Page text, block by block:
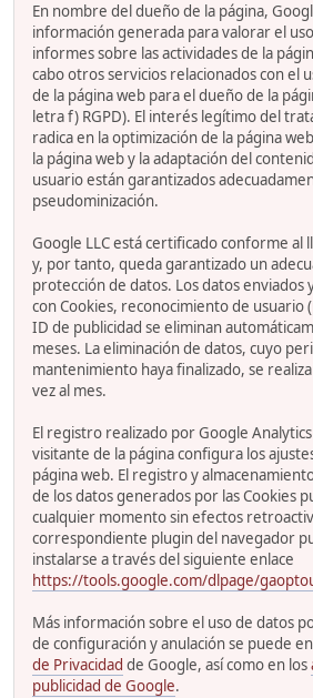
En nombre del dueño de la página,
información generada para valorar el
informes sobre las actividades de la
cabo otros servicios relacionados con el
de la página web para el dueño de la
letra f) RGPD). El interés legítimo del
radica en la optimización de la página
la página web y la adaptación del
usuario están garantizados
pseudominización.
Google LLC está certificado conforme al
y, por tanto, queda garantizado un
protección de datos. Los datos enviados
con Cookies, reconocimiento de usuario
ID de publicidad se eliminan
meses. La eliminación de datos, cuyo
mantenimiento haya finalizado, se
vez al mes.
El registro realizado por Google
visitante de la página configura los
página web. El registro y
de los datos generados por las Cookies
cualquier momento sin efectos
correspondiente plugin del navegador
instalarse a través del siguiente enlace
https://tools.google.com/dlpage/
Más información sobre el uso de datos
de configuración y anulación se puede
de Privacidad de Google, así como en los
publicidad de Google.